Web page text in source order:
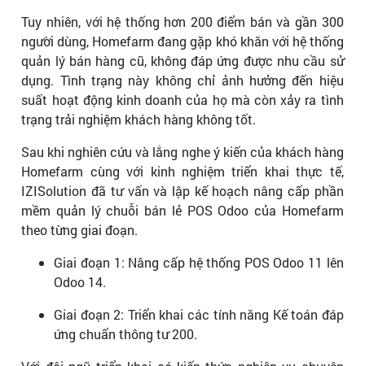
Tuy nhiên, với hệ thống hơn 200 điểm bán và gần 300
người dùng, Homefarm đang gặp khó khăn với hệ thống
quản lý bán hàng cũ, không đáp ứng được nhu cầu sử
dụng. Tình trạng này không chỉ ảnh hưởng đến hiệu
suất hoạt động kinh doanh của họ mà còn xảy ra tình
trạng trải nghiệm khách hàng không tốt.
Sau khi nghiên cứu và lắng nghe ý kiến của khách hàng
Homefarm cùng với kinh nghiệm triển khai thực tế,
IZISolution đã tư vấn và lập kế hoạch nâng cấp phần
mềm quản lý chuỗi bán lẻ POS Odoo của Homefarm
theo từng giai đoạn.
Giai đoạn 1: Nâng cấp hệ thống POS Odoo 11 lên
Odoo 14.
Giai đoạn 2: Triển khai các tính năng Kế toán đáp
ứng chuẩn thông tư 200.